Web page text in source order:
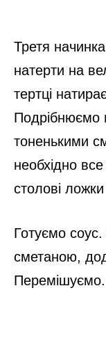
Третя
натерти на
тертці
Подрібнюємо
тоненькими
необхідно
столові
Готуємо
сметаною,
Перемішуємо.